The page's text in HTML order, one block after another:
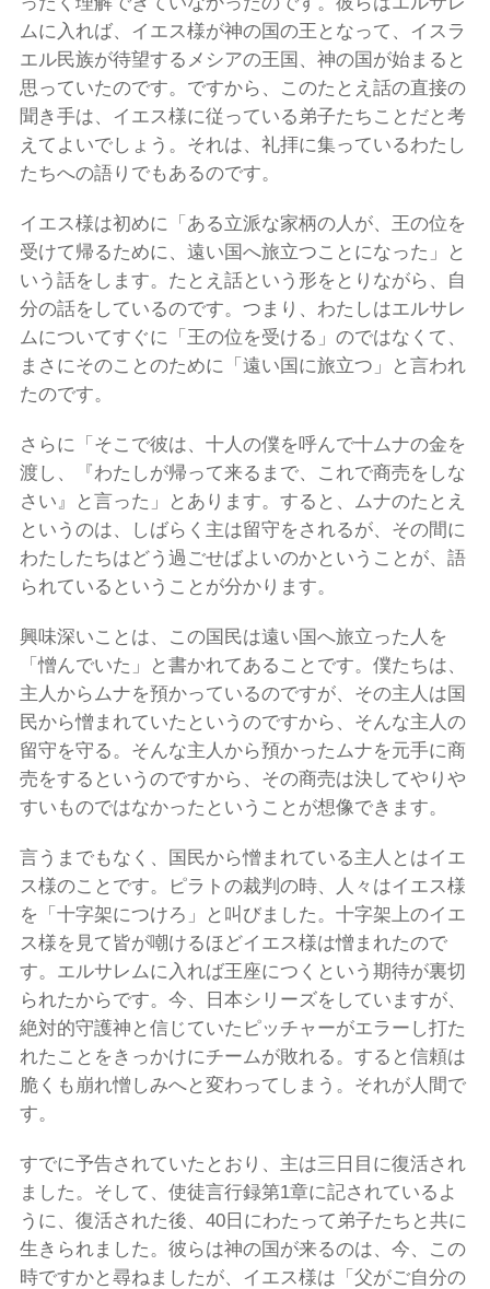
ムに入れば、イエス様が神の国の王となって、イスラ
エル民族が待望するメシアの王国、神の国が始まると
思っていたのです。ですから、このたとえ話の直接の
聞き手は、イエス様に従っている弟子たちことだと考
えてよいでしょう。それは、礼拝に集っているわたし
たちへの語りでもあるのです。
イエス様は初めに「ある立派な家柄の人が、王の位を
受けて帰るために、遠い国へ旅立つことになった」と
いう話をします。たとえ話という形をとりながら、自
分の話をしているのです。つまり、わたしはエルサレ
ムについてすぐに「王の位を受ける」のではなくて、
まさにそのことのために「遠い国に旅立つ」と言われ
たのです。
さらに「そこで彼は、十人の僕を呼んで十ムナの金を
渡し、『わたしが帰って来るまで、これで商売をしな
さい』と言った」とあります。すると、ムナのたとえ
というのは、しばらく主は留守をされるが、その間に
わたしたちはどう過ごせばよいのかということが、語
られているということが分かります。
興味深いことは、この国民は遠い国へ旅立った人を
「憎んでいた」と書かれてあることです。僕たちは、
主人からムナを預かっているのですが、その主人は国
民から憎まれていたというのですから、そんな主人の
留守を守る。そんな主人から預かったムナを元手に商
売をするというのですから、その商売は決してやりや
すいものではなかったということが想像できます。
言うまでもなく、国民から憎まれている主人とはイエ
ス様のことです。ピラトの裁判の時、人々はイエス様
を「十字架につけろ」と叫びました。十字架上のイエ
ス様を見て皆が嘲けるほどイエス様は憎まれたので
す。エルサレムに入れば王座につくという期待が裏切
られたからです。今、日本シリーズをしていますが、
絶対的守護神と信じていたピッチャーがエラーし打た
れたことをきっかけにチームが敗れる。すると信頼は
脆くも崩れ憎しみへと変わってしまう。それが人間で
す。
すでに予告されていたとおり、主は三日目に復活され
ました。そして、使徒言行録第1章に記されているよ
うに、復活された後、40日にわたって弟子たちと共に
生きられました。彼らは神の国が来るのは、今、この
時ですかと尋ねましたが、イエス様は「父がご自分の